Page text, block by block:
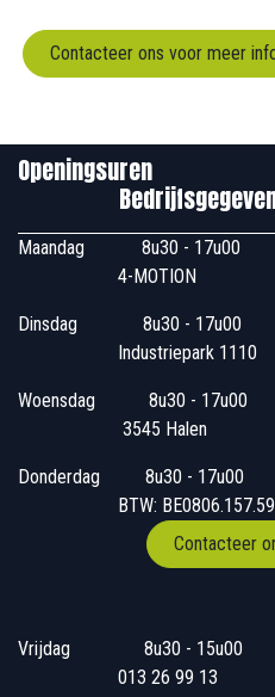
Contacteer ons voor meer
Maandag
4-MOTION
Dinsdag
Industriepark 1110
Woensdag
3545 Halen
Donderdag
BTW:
Contacteer
Vrijdag
013 26 99 13